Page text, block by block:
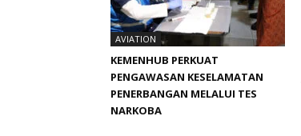
AVIATION
KEMENHUB PERKUAT
PENGAWASAN KESELAMATAN
PENERBANGAN MELALUI TES
NARKOBA